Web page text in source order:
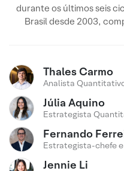
durante os últimos seis
Brasil desde 2003,
Thales Carmo
Analista
Júlia Aquino
Estrategista
Fernando
Estrategista-chefe e
Jennie Li